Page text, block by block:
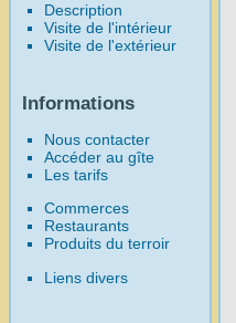
Description
Visite de l'intérieur
Visite de l'extérieur
Informations
Nous contacter
Accéder au gîte
Les tarifs
Commerces
Restaurants
Produits du terroir
Liens divers